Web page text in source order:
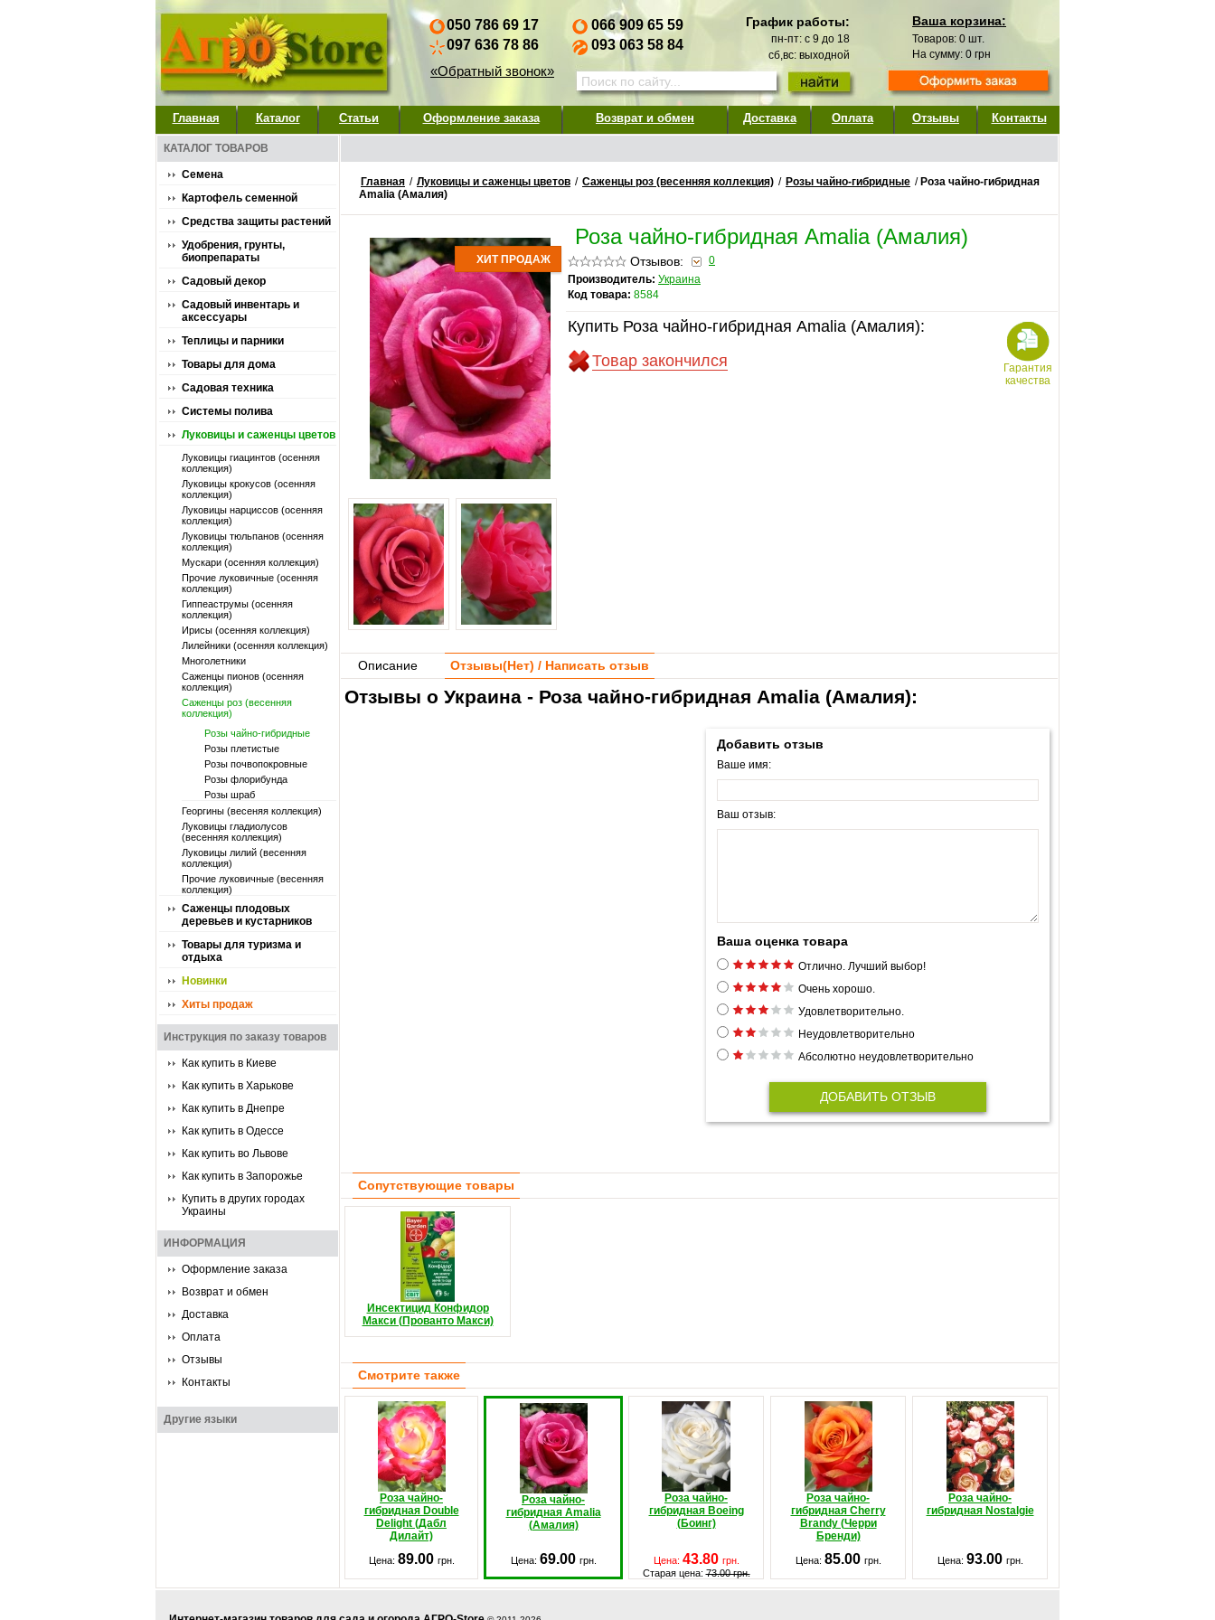
050 786 69 17
097 636 78 86
«Обратный звонок»
066 909 65 59
093 063 58 84
График работы:
пн-пт: с 9 до 18
сб,вс: выходной
Ваша корзина:
Товаров: 0 шт.
На сумму: 0 грн
Главная Каталог Статьи Оформление заказа Возврат и обмен Доставка Оплата Отзывы Контакты
КАТАЛОГ ТОВАРОВ
Семена
Картофель семенной
Средства защиты растений
Удобрения, грунты,
биопрепараты
Садовый декор
Садовый инвентарь и
аксессуары
Теплицы и парники
Товары для дома
Садовая техника
Системы полива
Луковицы и саженцы цветов
Луковицы гиацинтов (осенняя
коллекция)
Луковицы крокусов (осенняя
коллекция)
Луковицы нарциссов (осенняя
коллекция)
Луковицы тюльпанов (осенняя
коллекция)
Мускари (осенняя коллекция)
Прочие луковичные (осенняя
коллекция)
Гиппеаструмы (осенняя
коллекция)
Ирисы (осенняя коллекция)
Лилейники (осенняя коллекция)
Многолетники
Саженцы пионов (осенняя
коллекция)
Саженцы роз (весенняя
коллекция)
Розы чайно-гибридные
Розы плетистые
Розы почвопокровные
Розы флорибунда
Розы шраб
Георгины (весеняя коллекция)
Луковицы гладиолусов
(весенняя коллекция)
Луковицы лилий (весенняя
коллекция)
Прочие луковичные (весенняя
коллекция)
Саженцы плодовых
деревьев и кустарников
Товары для туризма и
отдыха
Новинки
Хиты продаж
Инструкция по заказу товаров
Как купить в Киеве
Как купить в Харькове
Как купить в Днепре
Как купить в Одессе
Как купить во Львове
Как купить в Запорожье
Купить в других городах
Украины
ИНФОРМАЦИЯ
Оформление заказа
Возврат и обмен
Доставка
Оплата
Отзывы
Контакты
Другие языки
Главная / Луковицы и саженцы цветов / Саженцы роз (весенняя коллекция) / Розы чайно-гибридные / Роза чайно-гибридная
Amalia (Амалия)
ХИТ ПРОДАЖ
Роза чайно-гибридная Amalia (Амалия)
Отзывов:
0
Производитель: Украина
Код товара: 8584
Купить Роза чайно-гибридная Amalia (Амалия):
Товар закончился
Гарантия
качества
Описание Отзывы(Нет) / Написать отзыв
Отзывы о Украина - Роза чайно-гибридная Amalia (Амалия):
Добавить отзыв
Ваше имя:
Ваш отзыв:
Ваша оценка товара
Отлично. Лучший выбор!
Очень хорошо.
Удовлетворительно.
Неудовлетворительно
Абсолютно неудовлетворительно
ДОБАВИТЬ ОТЗЫВ
Сопутствующие товары
Инсектицид Конфидор
Макси (Прованто Макси)
Смотрите также
Роза чайно-
гибридная Double
Delight (Дабл
Дилайт)
Роза чайно-
гибридная Amalia
(Амалия)
Роза чайно-
гибридная Boeing
(Боинг)
Роза чайно-
гибридная Cherry
Brandy (Черри
Бренди)
Роза чайно-
гибридная Nostalgie
Цена: 89.00 грн. Цена: 69.00 грн. Цена: 43.80 грн.
Старая цена:73.00 грн.
Цена: 85.00 грн. Цена: 93.00 грн.